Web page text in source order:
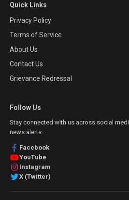
Quick Links
Privacy Policy
Terms of Service
About Us
Contact Us
Grievance Redressal
Follow Us
Stay connected with us across social
news alerts.
Facebook
YouTube
Instagram
X (Twitter)